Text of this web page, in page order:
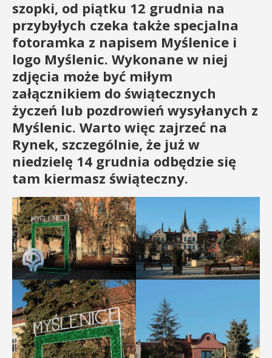
szopki, od piątku 12 grudnia na
przybyłych czeka także specjalna
fotoramka z napisem Myślenice i
logo Myślenic. Wykonane w niej
zdjęcia może być miłym
załącznikiem do świątecznych
życzeń lub pozdrowień wysyłanych z
Myślenic. Warto więc zajrzeć na
Rynek, szczególnie, że już w
niedzielę 14 grudnia odbędzie się
tam kiermasz świąteczny.